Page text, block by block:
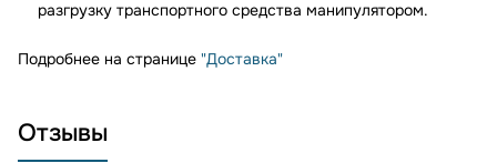
разгрузку транспортного средства манипулятором.
Подробнее на странице "Доставка"
Отзывы